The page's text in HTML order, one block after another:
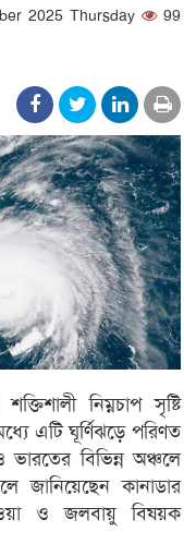
2025 Thursday
99
নিম্নচাপ সৃষ্টি
এটি ঘূর্ণিঝড়ে পরিণত
বিভিন্ন অঞ্চলে
জানিয়েছেন কানাডার
ও জলবায়ু বিষয়ক